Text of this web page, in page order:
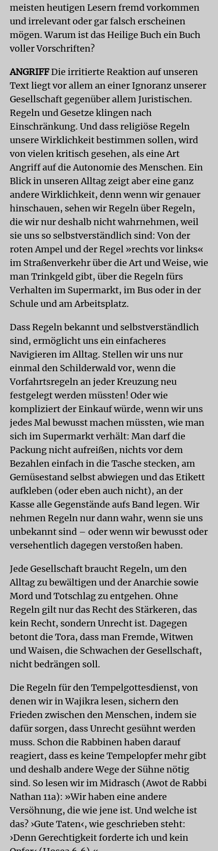
meisten heutigen Lesern fremd vorkommen
und irrelevant oder gar falsch erscheinen
mögen. Warum ist das Heilige Buch ein Buch
voller Vorschriften?
ANGRIFFDie irritierte Reaktion auf unseren
Text liegt vor allem an einer Ignoranz unserer
Gesellschaft gegenüber allem Juristischen.
Regeln und Gesetze klingen nach
Einschränkung. Und dass religiöse Regeln
unsere Wirklichkeit bestimmen sollen, wird
von vielen kritisch gesehen, als eine Art
Angriff auf die Autonomie des Menschen. Ein
Blick in unseren Alltag zeigt aber eine ganz
andere Wirklichkeit, denn wenn wir genauer
hinschauen, sehen wir Regeln über Regeln,
die wir nur deshalb nicht wahrnehmen, weil
sie uns so selbstverständlich sind: Von der
roten Ampel und der Regel »rechts vor links«
im Straßenverkehr über die Art und Weise, wie
man Trinkgeld gibt, über die Regeln fürs
Verhalten im Supermarkt, im Bus oder in der
Schule und am Arbeitsplatz.
Dass Regeln bekannt und selbstverständlich
sind, ermöglicht uns ein einfacheres
Navigieren im Alltag. Stellen wir uns nur
einmal den Schilderwald vor, wenn die
Vorfahrtsregeln an jeder Kreuzung neu
festgelegt werden müssten! Oder wie
kompliziert der Einkauf würde, wenn wir uns
jedes Mal bewusst machen müssten, wie man
sich im Supermarkt verhält: Man darf die
Packung nicht aufreißen, nichts vor dem
Bezahlen einfach in die Tasche stecken, am
Gemüsestand selbst abwiegen und das Etikett
aufkleben (oder eben auch nicht), an der
Kasse alle Gegenstände aufs Band legen. Wir
nehmen Regeln nur dann wahr, wenn sie uns
unbekannt sind – oder wenn wir bewusst oder
versehentlich dagegen verstoßen haben.
Jede Gesellschaft braucht Regeln, um den
Alltag zu bewältigen und der Anarchie sowie
Mord und Totschlag zu entgehen. Ohne
Regeln gilt nur das Recht des Stärkeren, das
kein Recht, sondern Unrecht ist. Dagegen
betont die Tora, dass man Fremde, Witwen
und Waisen, die Schwachen der Gesellschaft,
nicht bedrängen soll.
Die Regeln für den Tempelgottesdienst, von
denen wir in Wajikra lesen, sichern den
Frieden zwischen den Menschen, indem sie
dafür sorgen, dass Unrecht gesühnt werden
muss. Schon die Rabbinen haben darauf
reagiert, dass es keine Tempelopfer mehr gibt
und deshalb andere Wege der Sühne nötig
sind. So lesen wir im Midrasch (Awot de Rabbi
Nathan 11a): »Wir haben eine andere
Versöhnung, die wie jene ist. Und welche ist
das? ›Gute Taten‹, wie geschrieben steht:
›Denn Gerechtigkeit forderte ich und kein